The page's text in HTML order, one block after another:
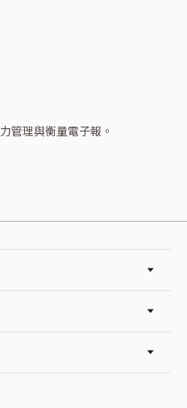
管理與衡量電子報。